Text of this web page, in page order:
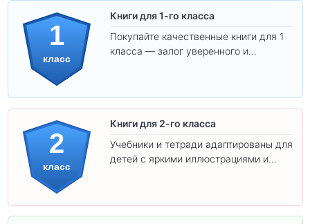
1
класс
Книги для 1-го класса
Покупайте качественные книги для 1
класса — залог уверенного и
2
класс
Книги для 2-го класса
Учебники и тетради адаптированы для
детей с яркими иллюстрациями и